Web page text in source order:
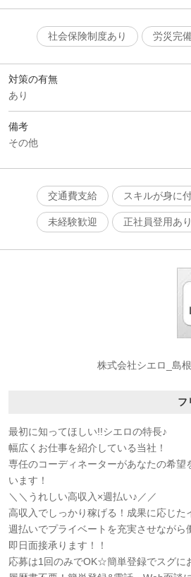
社会保険制度あり
労災完
対策の有無
あり
備考
その他
交通費支給
スキルが身に
未経験歓迎 正社員登用あり
株式会社シエロ_島
フ
最初に知ってほしい!!シエロの特長♪
幅広くお仕事を紹介している当社！
専任のコーディネーターがあなたの希
います！
＼＼うれしい高収入×週払い♪／／
高収入でしっかり稼げる！成果に応じ
週払いでプライベートを充実させなが
即日面接承ります！！
応募は1回のみでOK☆簡単登録でスグに